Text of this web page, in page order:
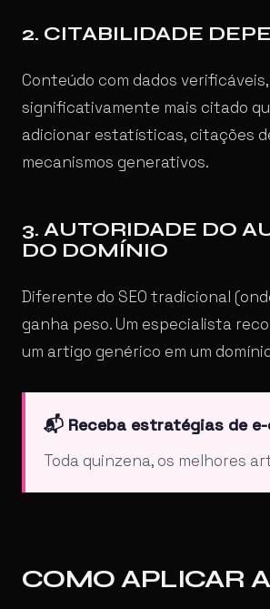
2. CITABILIDADE
Conteúdo com dados
significativamente mais citado
adicionar estatísticas, citações
mecanismos generativos.
3. AUTORIDADE DO
DO DOMÍNIO
Diferente do SEO tradicional
ganha peso. Um especialista
um artigo genérico em um
📬 Receba estratégias de
Toda quinzena, os melhores
COMO APLICAR